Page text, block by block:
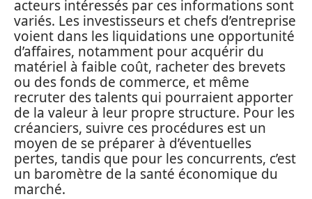
acteurs intéressés par ces informations sont
variés. Les investisseurs et chefs d’entreprise
voient dans les liquidations une opportunité
d’affaires, notamment pour acquérir du
matériel à faible coût, racheter des brevets
ou des fonds de commerce, et même
recruter des talents qui pourraient apporter
de la valeur à leur propre structure. Pour les
créanciers, suivre ces procédures est un
moyen de se préparer à d’éventuelles
pertes, tandis que pour les concurrents, c’est
un baromètre de la santé économique du
marché.